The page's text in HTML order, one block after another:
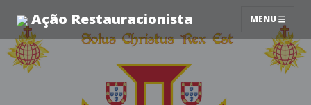
Ação Restauracionista MENU